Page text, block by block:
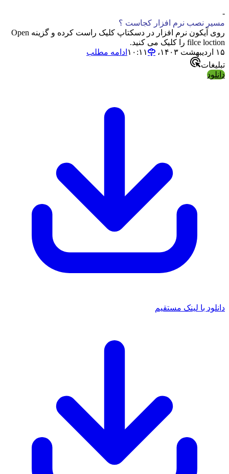
-
مسیر نصب نرم افزار کجاست ؟
روی آیکون نرم افزار در دسکتاپ کلیک راست کرده و گزینه Open
filce loction را کلیک می کنید.
۱۵ اردیبهشت ۱۴۰۳،‏ ۱۰:۱۱
ادامه مطلب
تبلیغات
دانلود
دانلود با لینک مستقیم